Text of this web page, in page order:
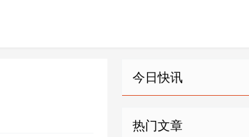
今日快讯
热门文章